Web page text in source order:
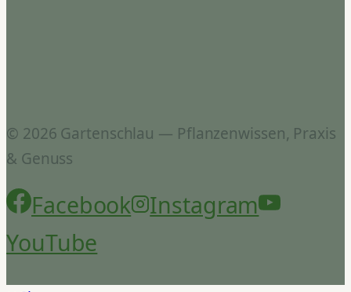
© 2026 Gartenschlau — Pflanzenwissen, Praxis
& Genuss
Facebook
Instagram
YouTube